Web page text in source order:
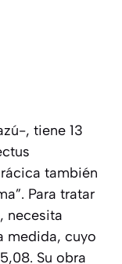
, tiene 13
también
Para tratar
necesita
medida, cuyo
Su obra